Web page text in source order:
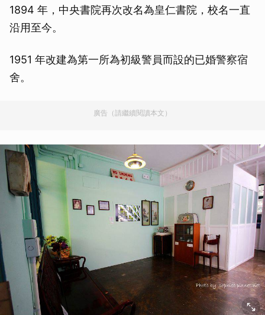
1894 年，中央書院再次改名為皇仁書院，校名一直
沿用至今。
1951 年改建為第一所為初級警員而設的已婚警察宿
舍。
廣告（請繼續閱讀本文）